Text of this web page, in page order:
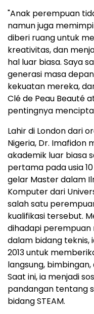
"Anak perempuan
namun juga
diberi ruang untuk
kreativitas, dan
hal luar biasa. Saya
generasi masa
kekuatan mereka,
Clé de Peau Beauté
pentingnya
Lahir di London dari
Nigeria, Dr. Imafidon
akademik luar biasa
pertama pada usia
gelar Master dalam
Komputer dari
salah satu
kualifikasi tersebut.
dihadapi perempuan
dalam bidang
2013 untuk
langsung,
Saat ini, ia menjadi
pandangan tentang
bidang STEAM.